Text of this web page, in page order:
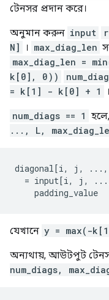
টেনসর প্রদান করে।
অনুমান করুন input r
N]
। max_diag_len
max_diag_len =
k[0], 0))
= k[1] - k[0] + 1
।
num_diags == 1
..., L,
diagonal[i, j,
= input[i, j,
padding_value
যেখানে y = max(-
অন্যথায়, আউটপুট
num_diags,